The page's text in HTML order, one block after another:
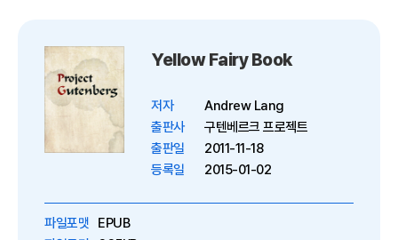
Yellow Fairy Book
저자
Andrew Lang
출판사
구텐베르크 프로젝트
출판일
2011-11-18
등록일
2015-01-02
파일포맷
EPUB